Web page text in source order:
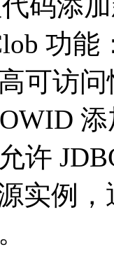
功能
可访
许
实例